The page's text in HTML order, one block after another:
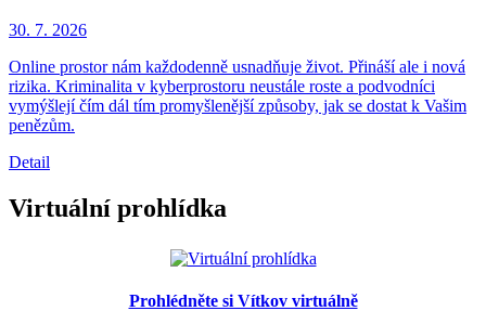
30. 7. 2026
Online prostor nám každodenně usnadňuje život. Přináší ale i nová
rizika. Kriminalita v kyberprostoru neustále roste a podvodníci
vymýšlejí čím dál tím promyšlenější způsoby, jak se dostat k Vašim
penězům.
Detail
Virtuální prohlídka
Prohlédněte si Vítkov virtuálně